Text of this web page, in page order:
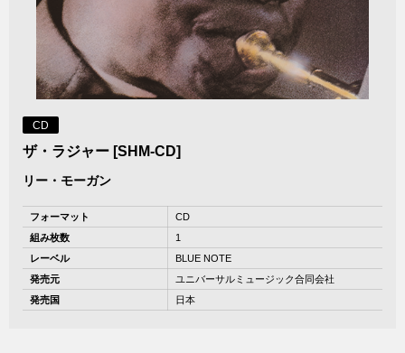
CD
ザ・ラジャー [SHM-CD]
リー・モーガン
フォーマット
CD
組み枚数
1
レーベル
BLUE NOTE
発売元
ユニバーサルミュージック合同会社
発売国
日本